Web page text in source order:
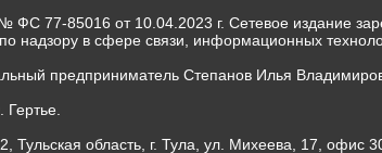
ФС 77-85016 от 10.04.2023 г. Сетевое издание
надзору в сфере связи, информационных
предприниматель Степанов Илья
Тульская область, г. Тула, ул. Михеева, 17, офис